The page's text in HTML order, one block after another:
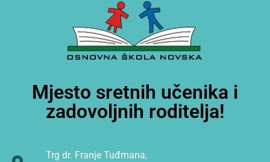
Mjesto sretnih učenika i
zadovoljnih roditelja!
Trg dr. Franje Tuđmana,